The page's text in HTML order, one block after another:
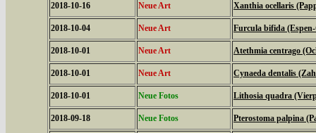
2018-10-16 Neue Art Xanthia ocellaris
2018-10-04 Neue Art Furcula bifida
2018-10-01 Neue Art Atethmia centrago
2018-10-01 Neue Art Cynaeda dentalis
2018-10-01 Neue Fotos Lithosia quadra
2018-09-18 Neue Fotos Pterostoma palpina